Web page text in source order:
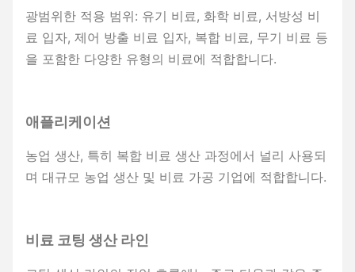
광범위한 적용 범위: 유기 비료, 화학 비료, 서방성 비
료 입자, 제어 방출 비료 입자, 복합 비료, 무기 비료 등
을 포함한 다양한 유형의 비료에 적합합니다.
애플리케이션
농업 생산, 특히 복합 비료 생산 과정에서 널리 사용되
며 대규모 농업 생산 및 비료 가공 기업에 적합합니다.
비료 코팅 생산 라인